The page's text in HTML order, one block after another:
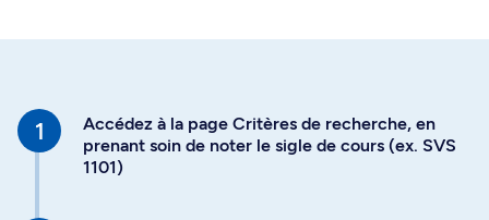
Accédez à la page Critères de recherche, en
prenant soin de noter le sigle de cours (ex. SVS
1101)